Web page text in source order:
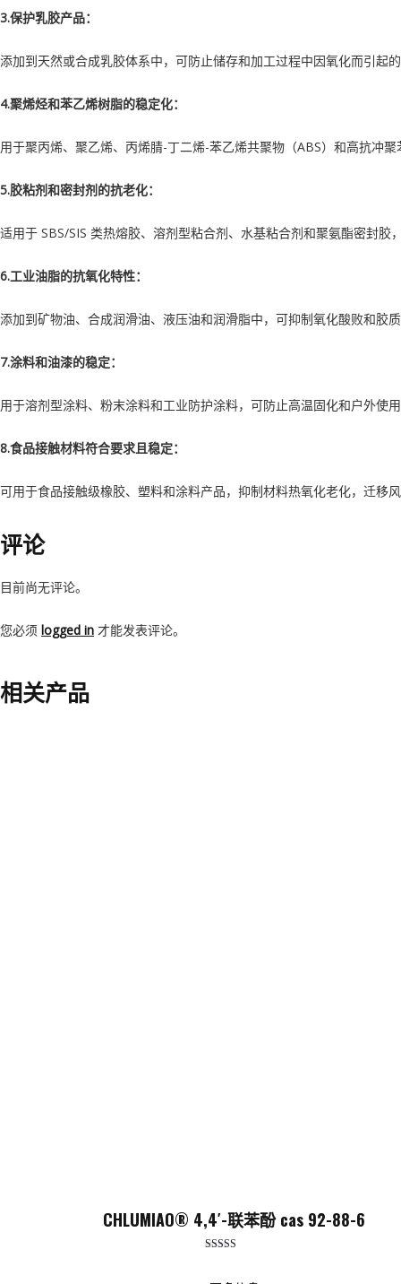
3.保护乳胶产品：
添加到天然或合成乳胶体系中，可防止储存和加工过程中因氧化而引起
4.聚烯烃和苯乙烯树脂的稳定化：
用于聚丙烯、聚乙烯、丙烯腈-丁二烯-苯乙烯共聚物（ABS）和高抗冲
5.胶粘剂和密封剂的抗老化：
适用于 SBS/SIS 类热熔胶、溶剂型粘合剂、水基粘合剂和聚氨酯密封
6.工业油脂的抗氧化特性：
添加到矿物油、合成润滑油、液压油和润滑脂中，可抑制氧化酸败和胶
7.涂料和油漆的稳定：
用于溶剂型涂料、粉末涂料和工业防护涂料，可防止高温固化和户外使
8.食品接触材料符合要求且稳定：
可用于食品接触级橡胶、塑料和涂料产品，抑制材料热氧化老化，迁移
评论
目前尚无评论。
您必须 logged in 才能发表评论。
相关产品
CHLUMIAO® 4,4′-联苯酚 cas 92-88-6